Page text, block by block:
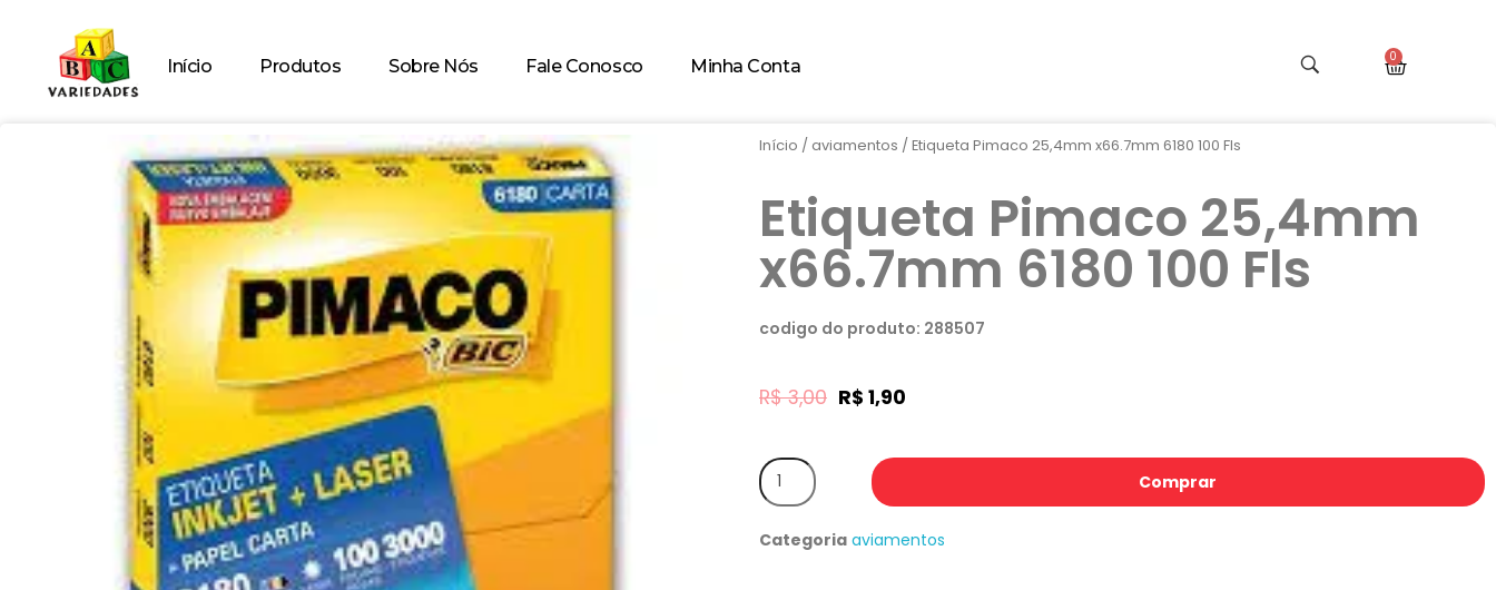
Início Produtos Sobre Nós Fale Conosco Minha Conta
Início / aviamentos / Etiqueta Pimaco 25,4mm x66.7mm 6180 100 Fls
Etiqueta Pimaco 25,4mm
x66.7mm 6180 100 Fls
codigo do produto: 288507
R$3,00 R$ 1,90
Comprar
Categoria aviamentos